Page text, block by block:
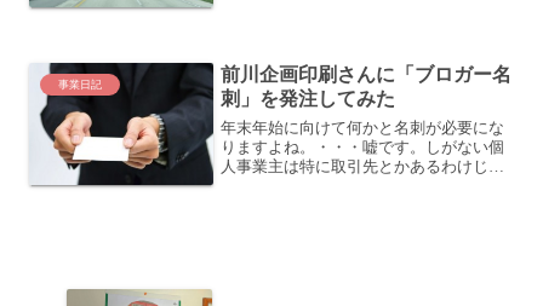
上げ支...
事業日記
前川企画印刷さんに「ブロガー名
刺」を発注してみた
年末年始に向けて何かと名刺が必要にな
りますよね。・・・嘘です。しがない個
人事業主は特に取引先とかあるわけじゃ